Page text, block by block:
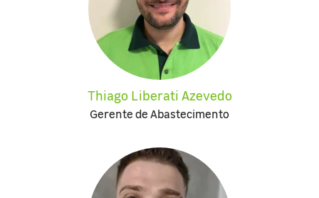
Thiago Liberati Azevedo
Gerente de Abastecimento